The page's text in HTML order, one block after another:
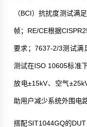
（BCI）抗扰度测试满
帧；RE/CE根据
要求；7637-2/3测试满
测试在ISO 10605标准
放电±15kV、空气
助用户减少系统外围电
搭配SIT1044GQ的